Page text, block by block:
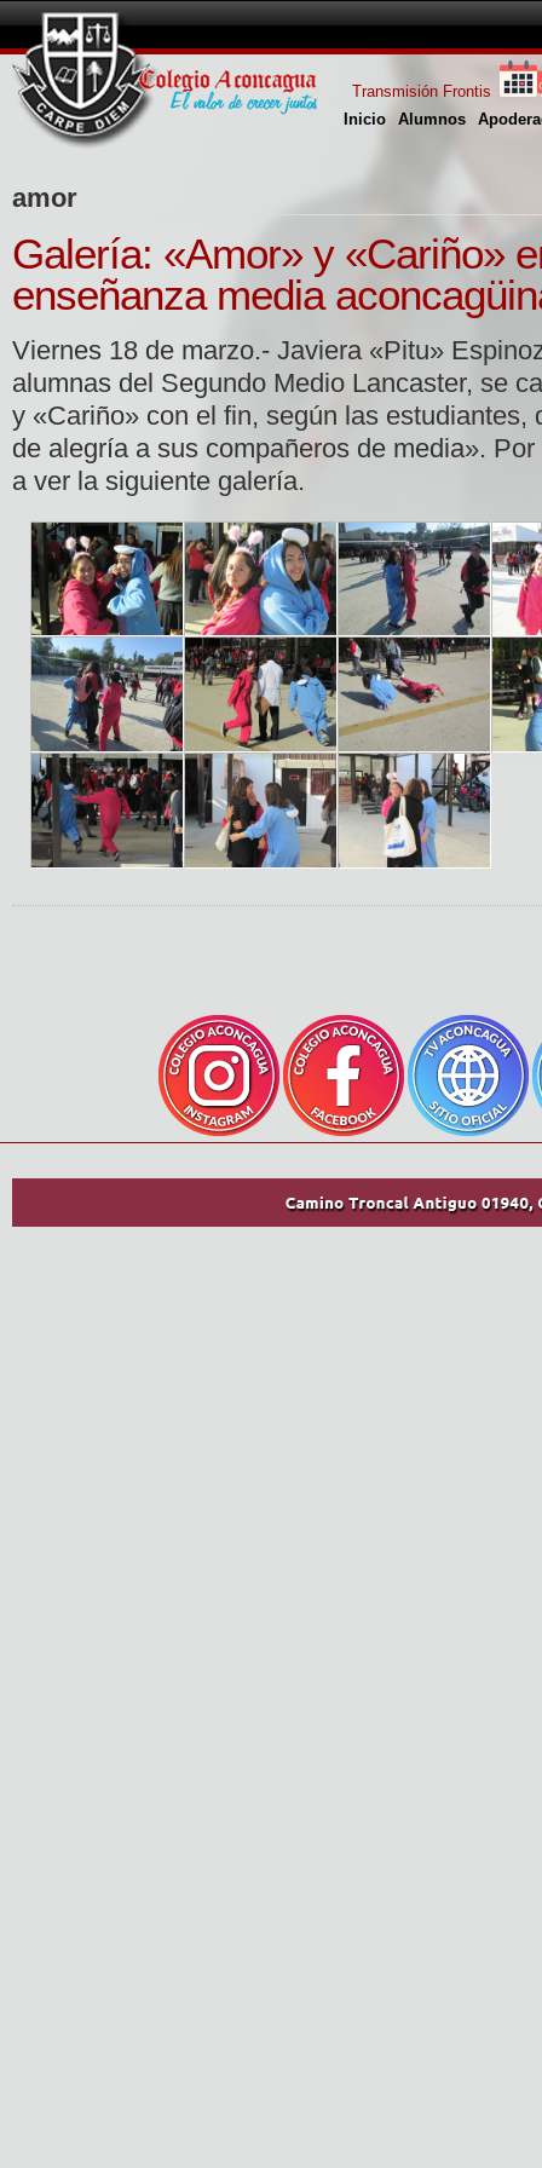
Inicio Alumnos
Transmisión Frontis
amor
Galería: «Amor» y «Cariño»
enseñanza media
Viernes 18 de marzo.- Javiera «Pitu»
alumnas del Segundo Medio Lancaster, se
y «Cariño» con el fin, según las estudiantes,
de alegría a sus compañeros de media».
a ver la siguiente galería.